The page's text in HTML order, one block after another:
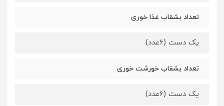
تعداد بشقاب غذا خوری
یک دست (6عدد)
تعداد بشقاب خورشت خوری
یک دست (6عدد)